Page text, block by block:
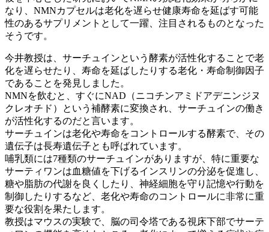
なり、NMNカプセルは老化を遅らせ健康寿命を延ばす可能
性のあるサプリメントとして一躍、注目されるものとなった
そうです。
今井教授は、サーチュインという酵素が活性化することで老
化を遅らせたり、寿命を延ばしたりする老化・寿命制御因子
であることを発見しました。
NMNを飲むと、すぐにNAD（ニコチンアミドアデニンジヌ
クレオチド）という補酵素に変換され、サーチュインの働き
が活性化するのだと言います。
サーチュインは老化や寿命をコントロールする酵素で、その
遺伝子は長寿遺伝子とも呼ばれています。
哺乳類には7種類のサーチュインがありますが、特に重要な
サーティワンは血糖値を下げるインスリンの分泌を促進し、
糖や脂肪の代謝を良くしたり、神経細胞を守り記憶や行動を
制御したりするなど、老化や寿命のコントロールに非常に重
要な役割を果たします。
教授はマウスの実験で、脳の司令塔である視床下部でサーテ